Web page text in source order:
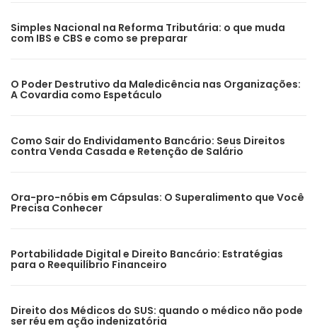
Simples Nacional na Reforma Tributária: o que muda
com IBS e CBS e como se preparar
O Poder Destrutivo da Maledicência nas Organizações:
A Covardia como Espetáculo
Como Sair do Endividamento Bancário: Seus Direitos
contra Venda Casada e Retenção de Salário
Ora-pro-nóbis em Cápsulas: O Superalimento que Você
Precisa Conhecer
Portabilidade Digital e Direito Bancário: Estratégias
para o Reequilíbrio Financeiro
Direito dos Médicos do SUS: quando o médico não pode
ser réu em ação indenizatória